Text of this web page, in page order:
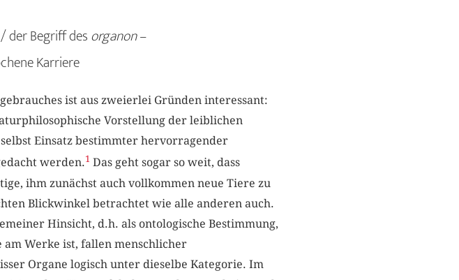
der Begriff desorganon–
Karriere
ist aus zweierlei Gründen interessant:
Vorstellung der leiblichen
Einsatz bestimmter hervorragender
werden.1Das geht sogar so weit, dass
ihm zunächst auch vollkommen neue Tiere zu
Blickwinkel betrachtet wie alle anderen auch.
Hinsicht, d.h. als ontologische Bestimmung,
am Werke ist, fallen menschlicher
Organe logisch unter dieselbe Kategorie. Im